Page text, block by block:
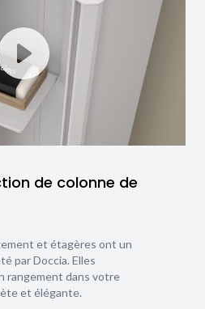
de colonne de
et étagères ont un
par Doccia. Elles
rangement dans votre
et élégante.